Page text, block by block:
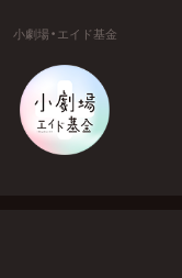
小劇場・エイド基金